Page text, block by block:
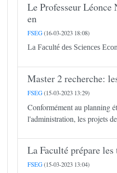
Le Professeur
en
FSEG(16-03-2023 18:08)
La Faculté des Sciences
Master 2 recherche:
FSEG(15-03-2023 13:29)
Conformément au planning
l'administration, les projets
La Faculté prépare les
FSEG(15-03-2023 13:04)